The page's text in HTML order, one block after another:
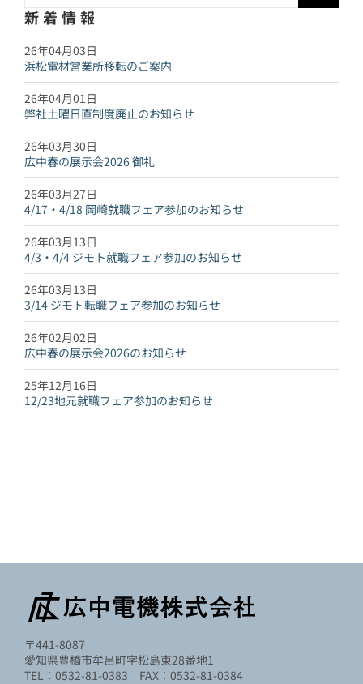
…
新着情報
26年04月03日
浜松電材営業所移転のご案内
26年04月01日
弊社土曜日直制度廃止のお知らせ
26年03月30日
広中春の展示会2026 御礼
26年03月27日
4/17・4/18 岡崎就職フェア参加のお知らせ
26年03月13日
4/3・4/4 ジモト就職フェア参加のお知らせ
26年03月13日
3/14 ジモト転職フェア参加のお知らせ
26年02月02日
広中春の展示会2026のお知らせ
25年12月16日
12/23地元就職フェア参加のお知らせ
〒441-8087
愛知県豊橋市牟呂町字松島東28番地1
TEL：0532-81-0383 FAX：0532-81-0384